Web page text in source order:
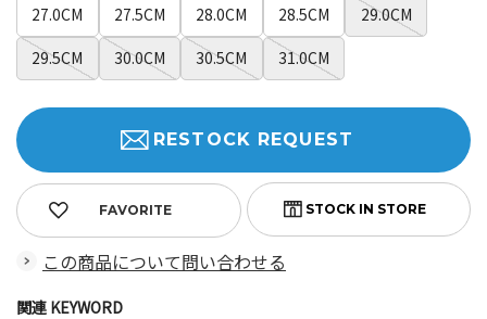
27.0CM
27.5CM 28.0CM 28.5CM
29.0CM
29.5CM
30.0CM 30.5CM 31.0CM
FAVORITE
RESTOCK REQUEST
この商品について問い合わせる
関連 KEYWORD